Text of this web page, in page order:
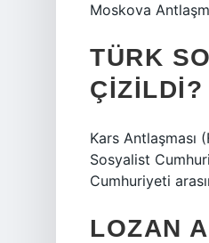
Moskova
TÜRK
ÇIZILDI?
Kars Antlaşması
Sosyalist
Cumhuriyeti
LOZAN